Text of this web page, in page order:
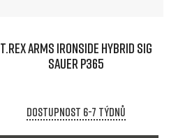
T.REX ARMS IRONSIDE HYBRID SIG
SAUER P365
Dostupnost 6-7 týdnů